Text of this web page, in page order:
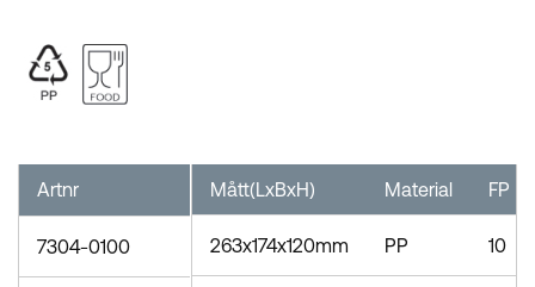
Mått(LxBxH) Material FP
263x174x120mm PP 10
Artnr
7304-0100